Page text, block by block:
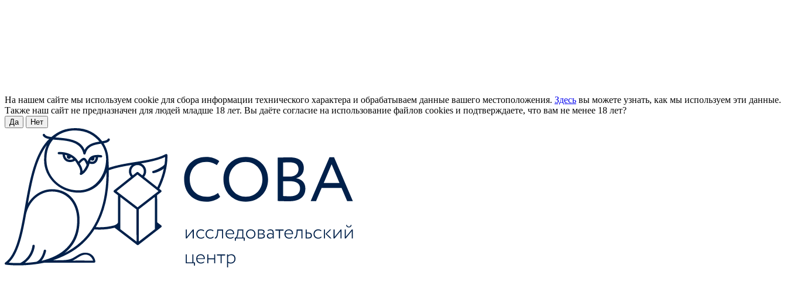
На нашем сайте мы используем cookie для сбора информации технического характера и обрабатываем данные вашего местоположения. Здесь вы можете узнать, как мы используем эти данные.
Также наш сайт не предназначен для людей младше 18 лет. Вы даёте согласие на использование файлов cookies и подтверждаете, что вам не менее 18 лет?
Да Нет